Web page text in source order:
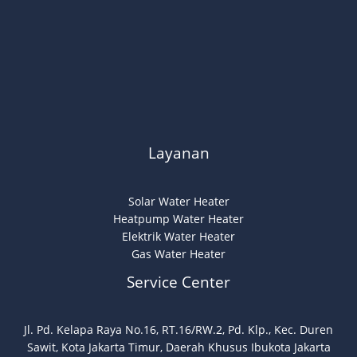
Layanan
Solar Water Heater
Heatpump Water Heater
Elektrik Water Heater
Gas Water Heater
Service Center
Jl. Pd. Kelapa Raya No.16, RT.16/RW.2, Pd. Klp., Kec. Duren
Sawit, Kota Jakarta Timur, Daerah Khusus Ibukota Jakarta